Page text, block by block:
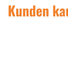
Kunden